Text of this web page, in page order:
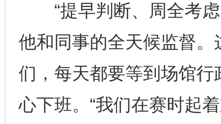
“提早判断、周全考虑
他和同事的全天候监督
们，每天都要等到场馆
心下班。“我们在赛时起